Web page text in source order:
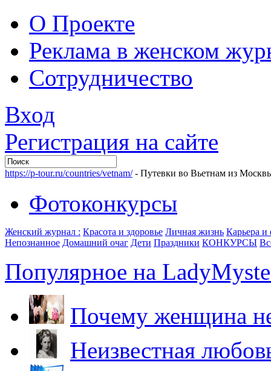
О Проекте
Реклама в женском
Сотрудничество
Вход
Регистрация на сайте
https://p-tour.ru/countries/vetnam/- Путевки во Вьетнам из
Фотоконкурсы
Женский журнал : Красота и здоровье Личная жизнь Карьера
Непознанное Домашний очаг Дети Праздники КОНКУРСЫ
Популярное на
Почему женщина
Неизвестная